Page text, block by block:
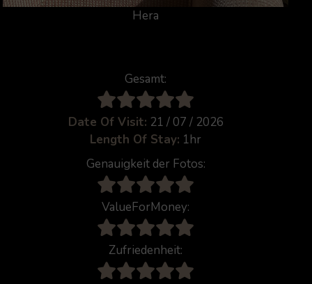
Hera
Gesamt:
Date Of Visit: 21 / 07 / 2026
Length Of Stay: 1hr
Genauigkeit der Fotos:
ValueForMoney:
Zufriedenheit: